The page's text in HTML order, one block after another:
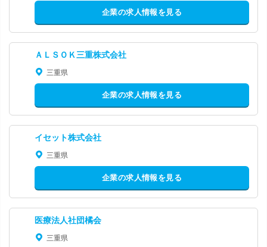
企業の求人情報を見る
ＡＬＳＯＫ三重株式会社
三重県
企業の求人情報を見る
イセット株式会社
三重県
企業の求人情報を見る
医療法人社団橘会
三重県